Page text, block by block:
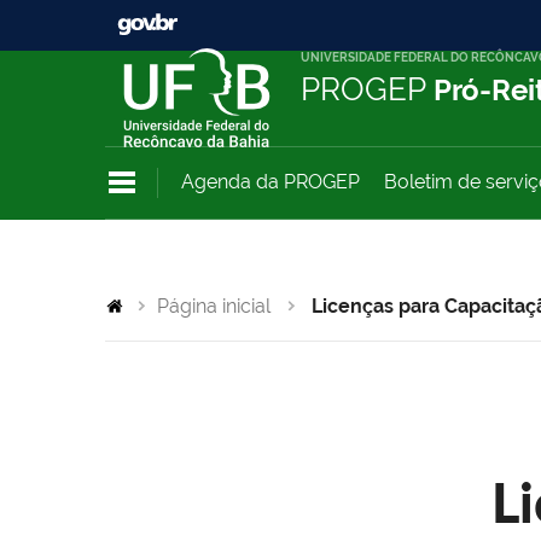
UNIVERSIDADE FEDERAL DO
PROGEP Pró-
Agenda da PROGEP Boletim de
Página inicial Licenças para